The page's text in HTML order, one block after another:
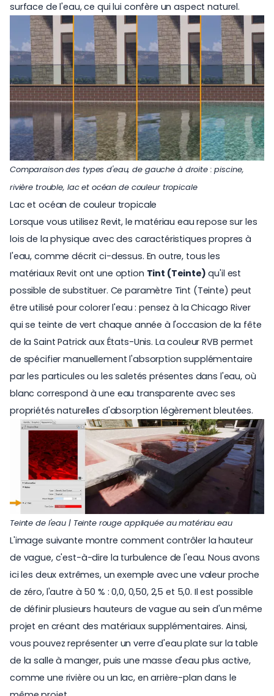
surface de l'eau, ce qui lui confère un aspect naturel.
Comparaison des types d'eau, de gauche à droite : piscine,
rivière trouble, lac et océan de couleur tropicale
Lac et océan de couleur tropicale
Lorsque vous utilisez Revit, le matériau eau repose sur les
lois de la physique avec des caractéristiques propres à
l'eau, comme décrit ci-dessus. En outre, tous les
matériaux Revit ont une option Tint (Teinte) qu'il est
possible de substituer. Ce paramètre Tint (Teinte) peut
être utilisé pour colorer l'eau : pensez à la Chicago River
qui se teinte de vert chaque année à l'occasion de la fête
de la Saint Patrick aux États-Unis. La couleur RVB permet
de spécifier manuellement l'absorption supplémentaire
par les particules ou les saletés présentes dans l'eau, où
blanc correspond à une eau transparente avec ses
propriétés naturelles d'absorption légèrement bleutées.
Teinte de l'eau | Teinte rouge appliquée au matériau eau
L'image suivante montre comment contrôler la hauteur
de vague, c'est-à-dire la turbulence de l'eau. Nous avons
ici les deux extrêmes, un exemple avec une valeur proche
de zéro, l'autre à 50 % : 0,0, 0,50, 2,5 et 5,0. Il est possible
de définir plusieurs hauteurs de vague au sein d'un même
projet en créant des matériaux supplémentaires. Ainsi,
vous pouvez représenter un verre d'eau plate sur la table
de la salle à manger, puis une masse d'eau plus active,
comme une rivière ou un lac, en arrière-plan dans le